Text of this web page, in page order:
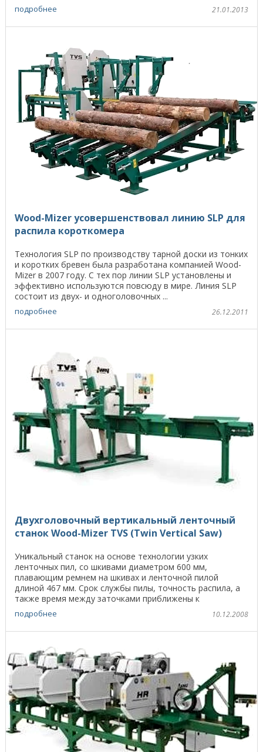
подробнее 21.01.2013
Wood-Mizer усовершенствовал линию SLP для
распила короткомера
Технология SLP по производству тарной доски из тонких
и коротких бревен была разработана компанией Wood-
Mizer в 2007 году. С тех пор линии SLP установлены и
эффективно используются повсюду в мире. Линия SLP
состоит из двух- и одноголовочных ...
подробнее 26.12.2011
Двухголовочный вертикальный ленточный
станок Wood-Mizer TVS (Twin Vertical Saw)
Уникальный станок на основе технологии узких
ленточных пил, со шкивами диаметром 600 мм,
плавающим ремнем на шкивах и ленточной пилой
длиной 467 мм. Срок службы пилы, точность распила, а
также время между заточками приближены к
максимальным. TVS ...
подробнее 10.12.2008